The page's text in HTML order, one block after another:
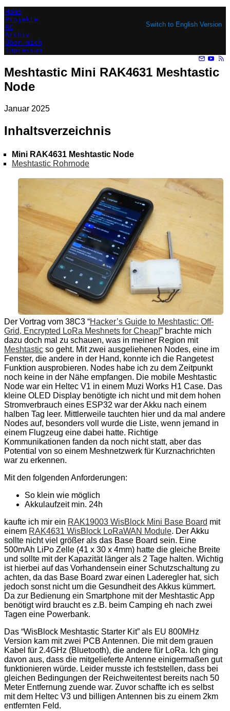
Home
Projekte
RC
Archiv
Über mich
Impressum
Switch to English Version
Meshtastic Mini RAK4631 Meshtastic
Node
Januar 2025
Inhaltsverzeichnis
Mini RAK4631 Meshtastic Node
Meshtastic Rohrnode
Der Vortrag vom 38C3 “Hacker’s Guide to Meshtastic: Off-
Grid, Encrypted LoRa Meshnets for Cheap!” brachte mich
dazu doch mal zu schauen, was in meiner Region mit
Meshtastic so geht. Mit zwei ausgeliehenen Nodes, eine im
Fenster, die andere in der Hand, konnte ich die Rangetest
Funktion ausprobieren. Nodes habe ich zu dem Zeitpunkt
noch keine in der Nähe empfangen. Die mobile Meshtastic
Node war ein Heltec V1 in einem Muzi Works H1 Case. Das
kleine OLED Display benötigte ich nicht und mit dem hohen
Stromverbrauch eines ESP32 war der Akku nach einem
halben Tag leer. Mittlerweile tauchten hier und da mal andere
Nodes auf, besonders voll wurde die Liste, wenn jemand in
einem Flugzeug eine dabei hatte. Richtige
Kommunikationen fanden da noch nicht statt, aber das
Potential von so einem Meshnetzwerk für Kurznachrichten
war zu erkennen.
Mit den folgenden Anforderungen:
So klein wie möglich
Akkulaufzeit min. 24h
kaufte ich mir ein RAK19003 WisBlock Mini Base Board mit
einem RAK4631 WisBlock LoRaWAN Module. Der Akku
sollte nicht viel größer als das Base Board sein. Eine
500mAh LiPo Zelle (41 x 30 x 4mm) hatte die gleiche Breite
und sollte mit der Kapazität länger als 2 Tage halten. Wichtig
ist hierbei auf das Vorhandensein einer Schutzschaltung zu
achten, da das Base Board zwar einen Laderegler hat, sich
jedoch sonst nicht um die Gesundheit des Akkus kümmert.
Da zur Bedienung ein Smartphone mit der Meshtastic App
benötigt wird braucht es z.B. beim Camping eh nach zwei
Tagen eine Powerbank.
Das “WisBlock Meshtastic Starter Kit” als EU 800MHz
Version kam mit zwei PCB Antennen. Die mit dem grauen
Kabel für 2.4GHz (Bluetooth), die andere für LoRa. Ich ging
davon aus, dass die mitgelieferte Antenne einigermaßen gut
funktionieren würde. Leider musste ich feststellen, dass bei
gleichen Bedingungen der Reichweitentest bereits nach 50
Meter Entfernung zuende war. Zuvor schaffte ich es selbst
mit dem Heltec V3 und billigen Antennen bis zu einem 2km
entfernten Feld.